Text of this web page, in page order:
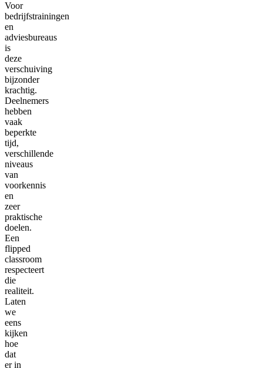
Voor
bedrijfstrainingen
en
adviesbureaus
is
deze
verschuiving
bijzonder
krachtig.
Deelnemers
hebben
vaak
beperkte
tijd,
verschillende
niveaus
van
voorkennis
en
zeer
praktische
doelen.
Een
flipped
classroom
respecteert
die
realiteit.
Laten
we
eens
kijken
hoe
dat
er in